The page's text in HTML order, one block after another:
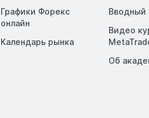
Графики Форекс
онлайн
Календарь рынка
Вводный
Видео
Об